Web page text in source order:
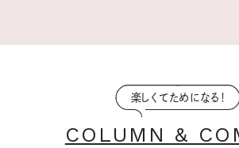
楽しくてためになる！
COLUMN &